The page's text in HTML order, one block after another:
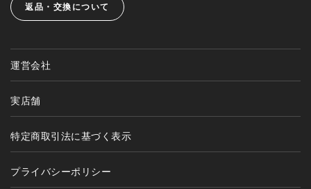
返品・交換について
運営会社
実店舗
特定商取引法に基づく表示
プライバシーポリシー